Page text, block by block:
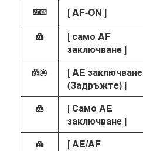
A [AF-ON ]
F [ само AF
заключване]
E [AE заключване
(Задръжте)]
C [ Само AE
заключване]
B [AE/AF